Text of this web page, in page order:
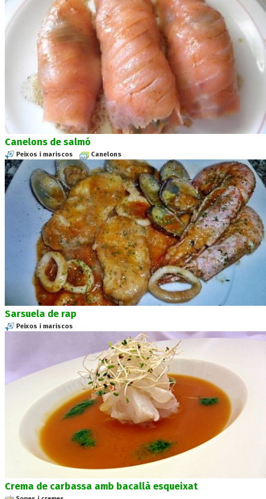
Canelons de salmó
Peixos i mariscos Canelons
Sarsuela de rap
Peixos i mariscos
Crema de carbassa amb bacallà esqueixat